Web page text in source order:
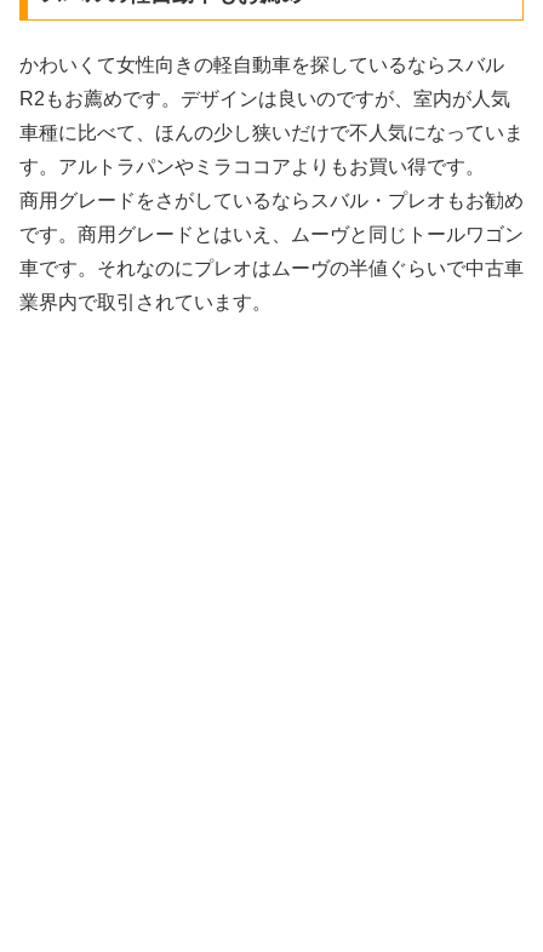
かわいくて女性向きの軽自動車を探しているならスバル
R2もお薦めです。デザインは良いのですが、室内が人気
車種に比べて、ほんの少し狭いだけで不人気になっていま
す。アルトラパンやミラココアよりもお買い得です。
商用グレードをさがしているならスバル・プレオもお勧め
です。商用グレードとはいえ、ムーヴと同じトールワゴン
車です。それなのにプレオはムーヴの半値ぐらいで中古車
業界内で取引されています。